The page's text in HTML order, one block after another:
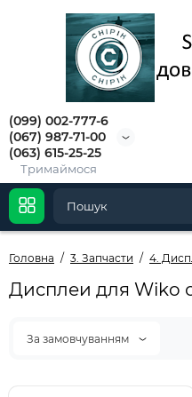
(099) 002-777-6
(067) 987-71-00
(063) 615-25-25
Тримаймося
Головна 3. Запчасти 4.
Дисплеи для Wiko
За замовчуванням